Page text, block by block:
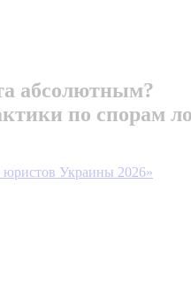
абсолютным?
по спорам
Украины 2026»